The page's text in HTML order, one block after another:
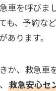
車を呼びま
も、予約な
あります。
か、救急車
救急安心セ